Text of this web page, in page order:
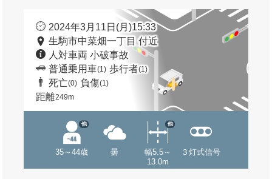
2024年3月11日(月)15:33
生駒市中菜畑一丁目 付近
人対車両 小破事故
普通乗用車(1) 歩行者(1)
死亡(0) 負傷(1)
距離249m
35～44歳
他
曇
幅5.5～
13.0m
他
３灯式信号